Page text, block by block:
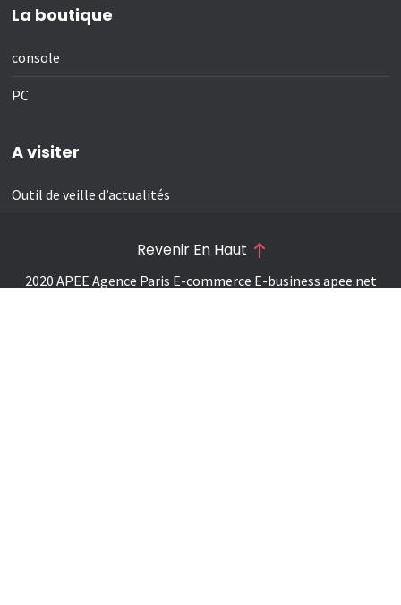
La boutique
console
PC
A visiter
Outil de veille d’actualités
2020 APEE Agence Paris E-commerce E-business apee.net
Revenir En Haut